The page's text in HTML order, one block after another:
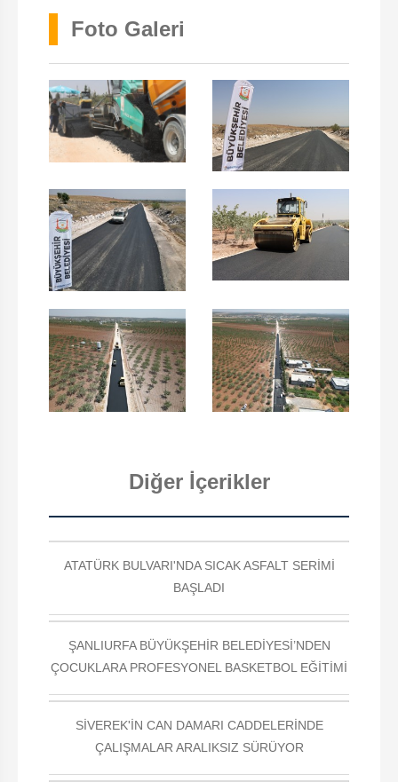
Foto Galeri
Diğer İçerikler
ATATÜRK BULVARI'NDA SICAK ASFALT SERİMİ
BAŞLADI
ŞANLIURFA BÜYÜKŞEHİR BELEDİYESİ’NDEN
ÇOCUKLARA PROFESYONEL BASKETBOL EĞİTİMİ
SİVEREK'İN CAN DAMARI CADDELERİNDE
ÇALIŞMALAR ARALIKSIZ SÜRÜYOR